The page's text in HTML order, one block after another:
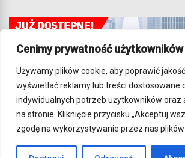
Cenimy prywatność użytkowników
Używamy plików cookie, aby poprawić
wyświetlać reklamy lub treści dostosowane
indywidualnych potrzeb użytkowników oraz
na stronie. Kliknięcie przycisku „Akceptuj
zgodę na wykorzystywanie przez nas plików